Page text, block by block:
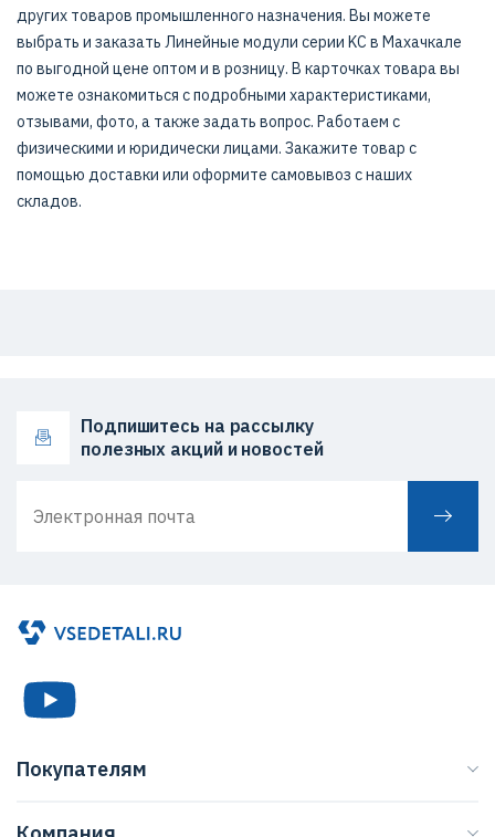
других товаров промышленного назначения. Вы можете
выбрать и заказать Линейные модули серии KC в Махачкале
по выгодной цене оптом и в розницу. В карточках товара вы
можете ознакомиться с подробными характеристиками,
отзывами, фото, а также задать вопрос. Работаем с
физическими и юридически лицами. Закажите товар с
помощью доставки или оформите самовывоз с наших
складов.
Подпишитесь на рассылку
полезных акций и новостей
Покупателям